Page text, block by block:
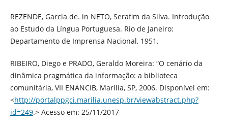
REZENDE, Garcia de. in NETO, Serafim da Silva. Introdução
ao Estudo da Língua Portuguesa. Rio de Janeiro:
Departamento de Imprensa Nacional, 1951.
RIBEIRO, Diego e PRADO, Geraldo Moreira: “O cenário da
dinâmica pragmática da informação: a biblioteca
comunitária, VII ENANCIB, Marília, SP, 2006. Disponível em:
<http://portalppgci.marilia.unesp.br/viewabstract.php?
id=249.> Acesso em: 25/11/2017